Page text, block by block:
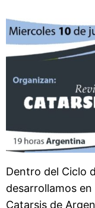
Dentro del Ciclo
desarrollamos
Catarsis de